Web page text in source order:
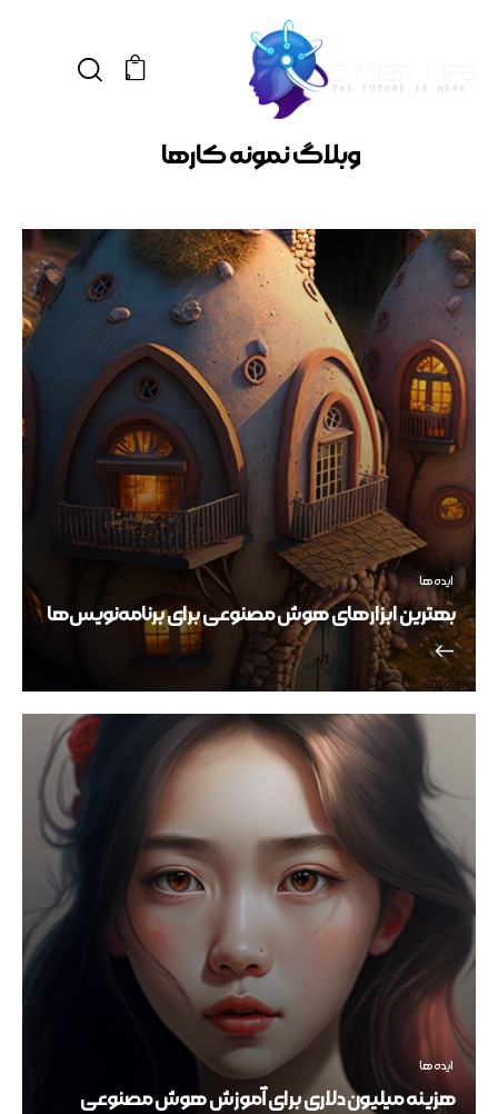
0
وبلاگ نمونه کارها
ایده ها
بهترین ابزارهای هوش مصنوعی برای برنامه‌نویس‌ها
ایده ها
هزینه میلیون‌ دلاری برای آموزش هوش مصنوعی